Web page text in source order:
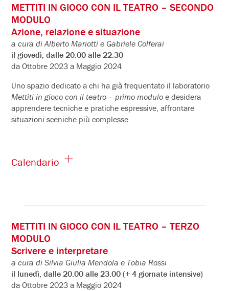
METTITI IN GIOCO CON IL TEATRO – SECONDO
MODULO
Azione, relazione e situazione
a cura di Alberto Mariotti e Gabriele Colferai
il giovedì, dalle 20.00 alle 22.30
da Ottobre 2023 a Maggio 2024
Uno spazio dedicato a chi ha già frequentato il laboratorio
Mettiti in gioco con il teatro – primo modulo e desidera
apprendere tecniche e pratiche espressive, affrontare
situazioni sceniche più complesse.
Calendario
METTITI IN GIOCO CON IL TEATRO – TERZO
MODULO
Scrivere e interpretare
a cura di Silvia Giulia Mendola e Tobia Rossi
il lunedì, dalle 20.00 alle 23.00 (+ 4 giornate intensive)
da Ottobre 2023 a Maggio 2024